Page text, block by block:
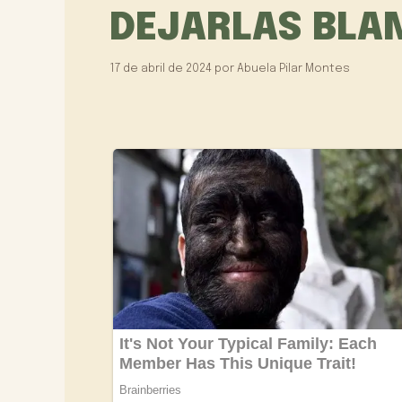
DEJARLAS
17 de abril de 2024 por Abuela Pilar Montes